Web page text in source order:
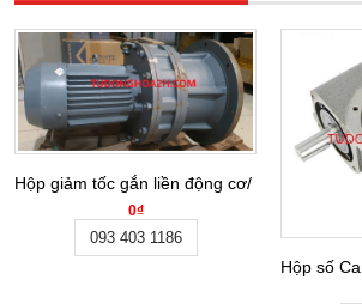
Hộp giảm tốc gắn liền động cơ/ Gear motor
0₫
093 403 1186
Hộp số